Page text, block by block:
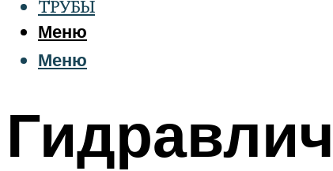
ТРУБЫ
Меню
Меню